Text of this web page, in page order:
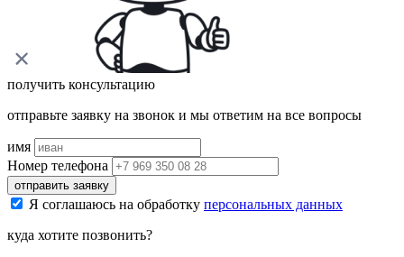
получить консультацию
отправьте заявку на звонок и мы ответим на все вопросы
имя
Номер телефона
отправить заявку
Я соглашаюсь на обработку персональных данных
куда хотите позвонить?